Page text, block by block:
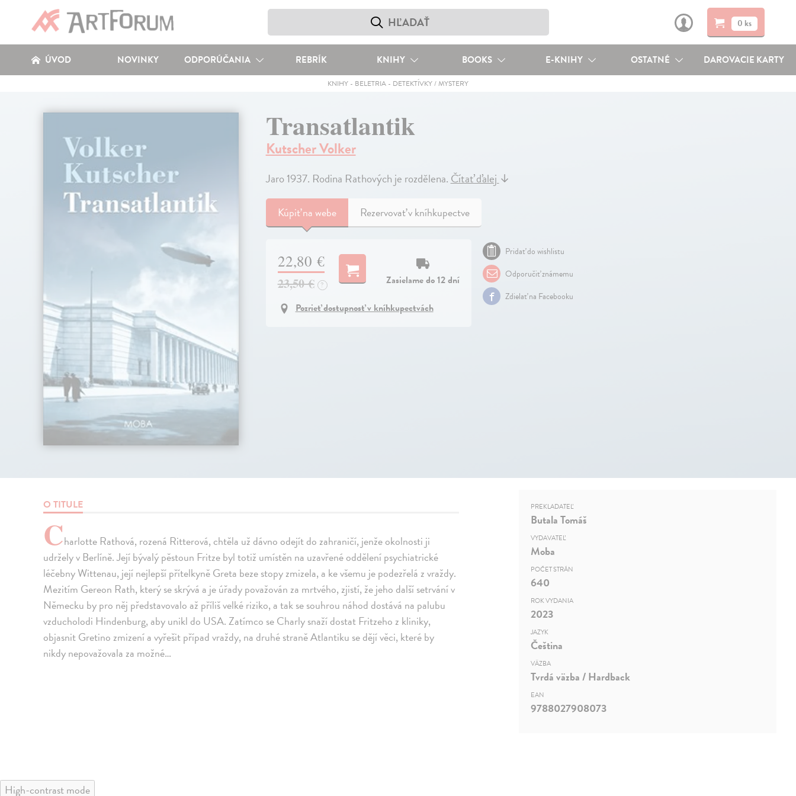
0 ks
ÚVOD NOVINKY ODPORÚČANIA REBRÍK KNIHY BOOKS E-KNIHY OSTATNÉ DAROVACIE KARTY
KNIHY- BELETRIA- DETEKTÍVKY / MYSTERY
Transatlantik
Kutscher Volker
Jaro 1937. Rodina Rathových je rozdělena.Čítať ďalej↓
Kúpiťna webe Rezervovať v kníhkupectve
22,80 €
23,50 € ?
Zasielame do 12 dní
Pozrieť dostupnosť v kníhkupectvách
Pridať do wishlistu
Odporučiť známemu
Zdielať na Facebooku
O TITULE
Charlotte Rathová, rozená Ritterová, chtěla už dávno odejít do zahraničí, jenže okolnosti ji
udržely v Berlíně. Její bývalý pěstoun Fritze byl totiž umístěn na uzavřené oddělení psychiatrické
léčebny Wittenau, její nejlepší přítelkyně Greta beze stopy zmizela, a ke všemu je podezřelá z vraždy.
Mezitím Gereon Rath, který se skrývá a je úřady považován za mrtvého, zjistí, že jeho další setrvání v
Německu by pro něj představovalo až příliš velké riziko, a tak se souhrou náhod dostává na palubu
vzducholodi Hindenburg, aby unikl do USA. Zatímco se Charly snaží dostat Fritzeho z kliniky,
objasnit Gretino zmizení a vyřešit případ vraždy, na druhé straně Atlantiku se dějí věci, které by
nikdy nepovažovala za možné…
PREKLADATEĽ
Butala Tomáš
VYDAVATEĽ
Moba
POČET STRÁN
640
ROK VYDANIA
2023
JAZYK
Čeština
VÄZBA
Tvrdá väzba / Hardback
EAN
9788027908073
High-contrast mode